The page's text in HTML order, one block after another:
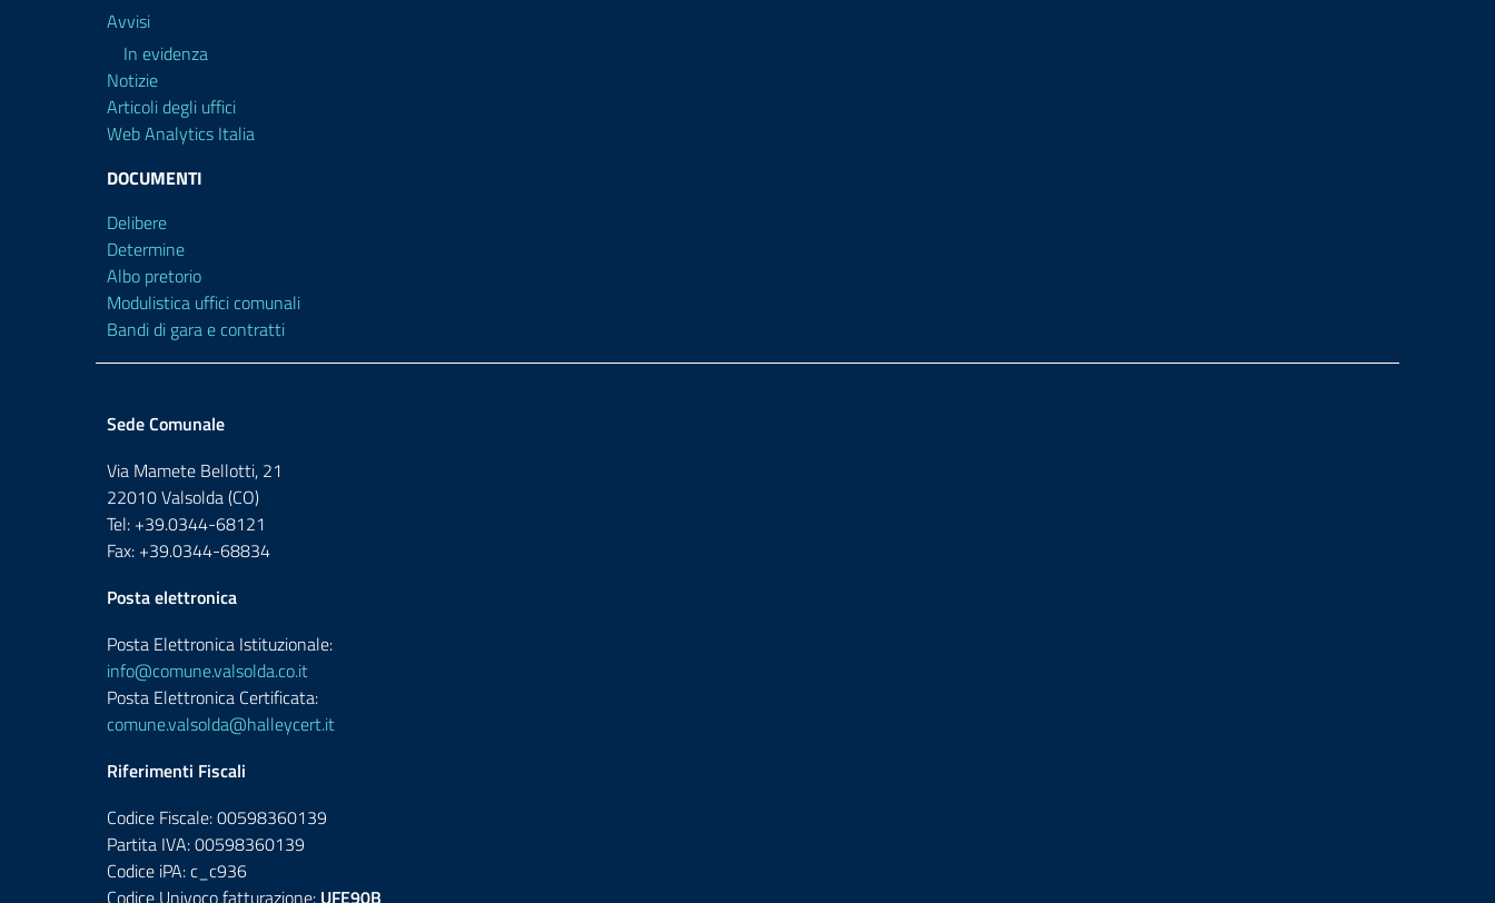
Avvisi
In evidenza
Notizie
Articoli degli uffici
Web Analytics Italia
DOCUMENTI
Delibere
Determine
Albo pretorio
Modulistica uffici comunali
Bandi di gara e contratti
Sede Comunale
Via Mamete Bellotti, 21
22010 Valsolda (CO)
Tel: +39.0344-68121
Fax: +39.0344-68834
Posta elettronica
Posta Elettronica Istituzionale:
info@comune.valsolda.co.it
Posta Elettronica Certificata:
comune.valsolda@halleycert.it
Riferimenti Fiscali
Codice Fiscale: 00598360139
Partita IVA: 00598360139
Codice iPA: c_c936
Codice Univoco fatturazione: UFE90B